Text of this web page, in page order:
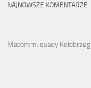
NAJNOWSZE KOMENTARZE
Macomm: quady Kołobrzeg